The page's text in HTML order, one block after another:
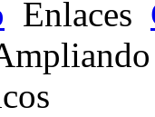
Enlaces